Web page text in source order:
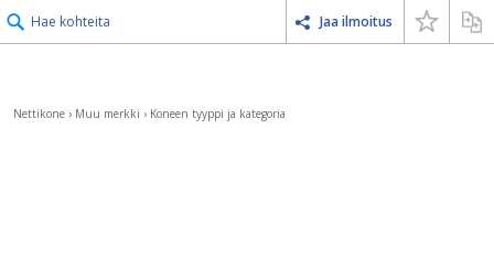
Hae kohteita Jaa ilmoitus
Nettikone › Muu merkki › Koneen tyyppi ja kategoria